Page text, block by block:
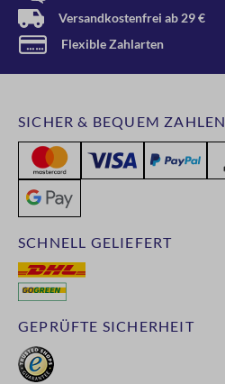
Versandkostenfrei ab 29 €
Flexible Zahlarten
GEPRÜFTE SICHERHEIT
SCHNELL GELIEFERT
SICHER & BEQUEM ZAHLEN